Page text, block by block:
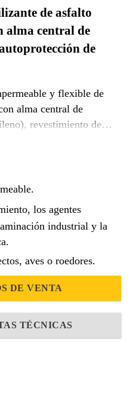
de asfalto
alma central de
de
y flexible de
alma central de
revestimiento de
los agentes
industrial y la
aves o roedores.
DE VENTA
TÉCNICAS